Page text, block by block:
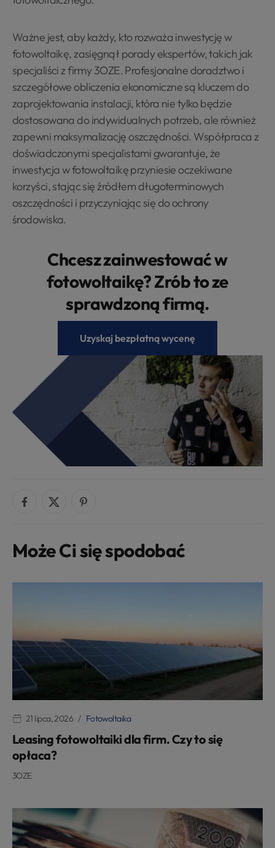
Ważne jest, aby każdy, kto rozważa inwestycję w
fotowoltaikę, zasięgnął porady ekspertów, takich jak
specjaliści z firmy 3OZE. Profesjonalne doradztwo i
szczegółowe obliczenia ekonomiczne są kluczem do
zaprojektowania instalacji, która nie tylko będzie
dostosowana do indywidualnych potrzeb, ale również
zapewni maksymalizację oszczędności. Współpraca z
doświadczonymi specjalistami gwarantuje, że
inwestycja w fotowoltaikę przyniesie oczekiwane
korzyści, stając się źródłem długoterminowych
oszczędności i przyczyniając się do ochrony
środowiska.
Chcesz zainwestować w
fotowoltaikę? Zrób to ze
sprawdzoną firmą.
Uzyskaj bezpłatną wycenę
Może Ci się spodobać
21 lipca, 2026 Fotowoltaika
Leasing fotowoltaiki dla firm. Czy to się
opłaca?
3OZE